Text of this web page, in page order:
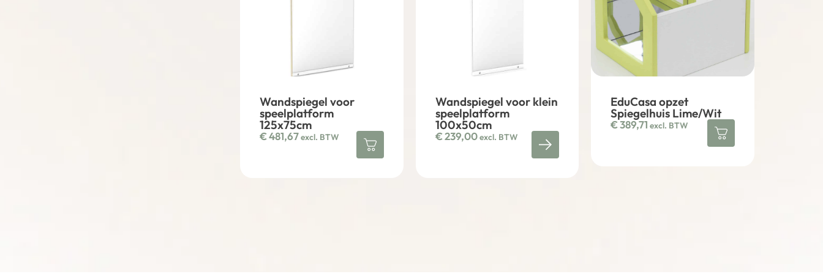
Wandspiegel voor
speelplatform
125x75cm
€481,67excl. BTW
Wandspiegel voor klein
speelplatform
100x50cm
€239,00excl. BTW
EduCasa opzet
Spiegelhuis Lime/Wit
€389,71 excl. BTW